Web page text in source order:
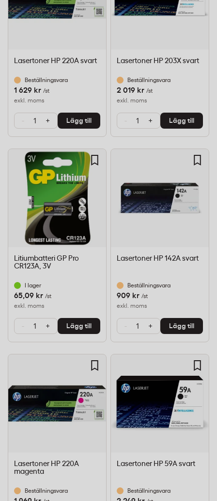
Lasertoner HP 220A svart
Beställningsvara
1 629 kr /st
exkl. moms
- + Lägg till
Lasertoner HP 203X svart
Beställningsvara
2 019 kr /st
exkl. moms
- + Lägg till
Litiumbatteri GP Pro
CR123A, 3V
I lager
65,09 kr /st
exkl. moms
- + Lägg till
Lasertoner HP 142A svart
Beställningsvara
909 kr /st
exkl. moms
- + Lägg till
Lasertoner HP 220A
magenta
Beställningsvara
Lasertoner HP 59A svart
Beställningsvara